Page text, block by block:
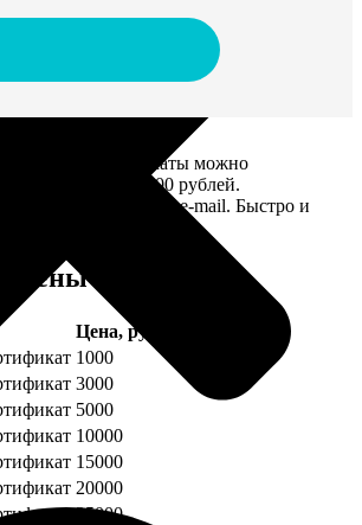
сертификаты можно
от 1 000 до 25 000 рублей.
отправить по e-mail. Быстро и
цены
Цена, руб.
1000
3000
5000
10000
15000
20000
25000